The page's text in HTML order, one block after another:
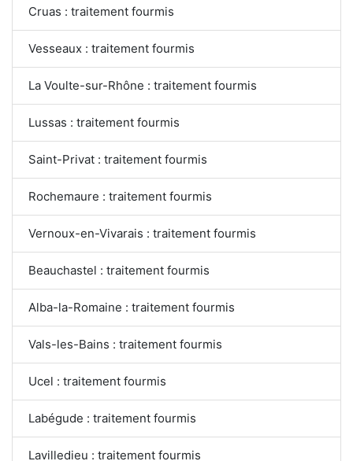
Cruas : traitement fourmis
Vesseaux : traitement fourmis
La Voulte-sur-Rhône : traitement fourmis
Lussas : traitement fourmis
Saint-Privat : traitement fourmis
Rochemaure : traitement fourmis
Vernoux-en-Vivarais : traitement fourmis
Beauchastel : traitement fourmis
Alba-la-Romaine : traitement fourmis
Vals-les-Bains : traitement fourmis
Ucel : traitement fourmis
Labégude : traitement fourmis
Lavilledieu : traitement fourmis